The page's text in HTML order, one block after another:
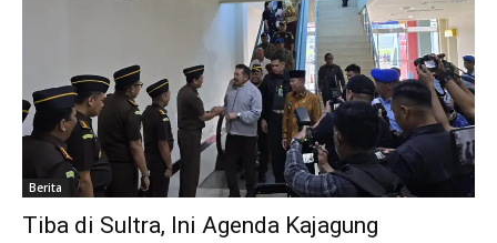
Berita
Tiba di Sultra, Ini Agenda Kajagung